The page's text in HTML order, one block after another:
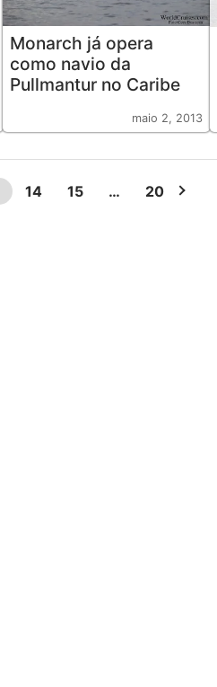
Monarch já opera
como navio da
Pullmantur no Caribe
maio 2, 2013
14 15 … 20